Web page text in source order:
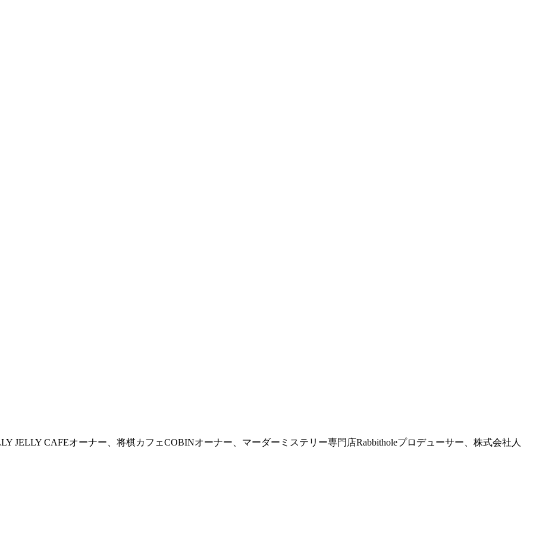
JELLY CAFEオーナー、将棋カフェCOBINオーナー、マーダーミステリー専門店Rabbitholeプロデューサー、株式会社人